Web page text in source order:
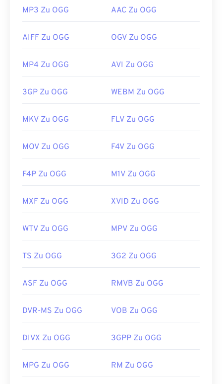
MP3 Zu OGG AAC Zu OGG
AIFF Zu OGG OGV Zu OGG
MP4 Zu OGG AVI Zu OGG
3GP Zu OGG WEBM Zu OGG
MKV Zu OGG FLV Zu OGG
MOV Zu OGG F4V Zu OGG
F4P Zu OGG M1V Zu OGG
MXF Zu OGG XVID Zu OGG
WTV Zu OGG MPV Zu OGG
TS Zu OGG 3G2 Zu OGG
ASF Zu OGG RMVB Zu OGG
DVR-MS Zu OGG VOB Zu OGG
DIVX Zu OGG 3GPP Zu OGG
MPG Zu OGG RM Zu OGG